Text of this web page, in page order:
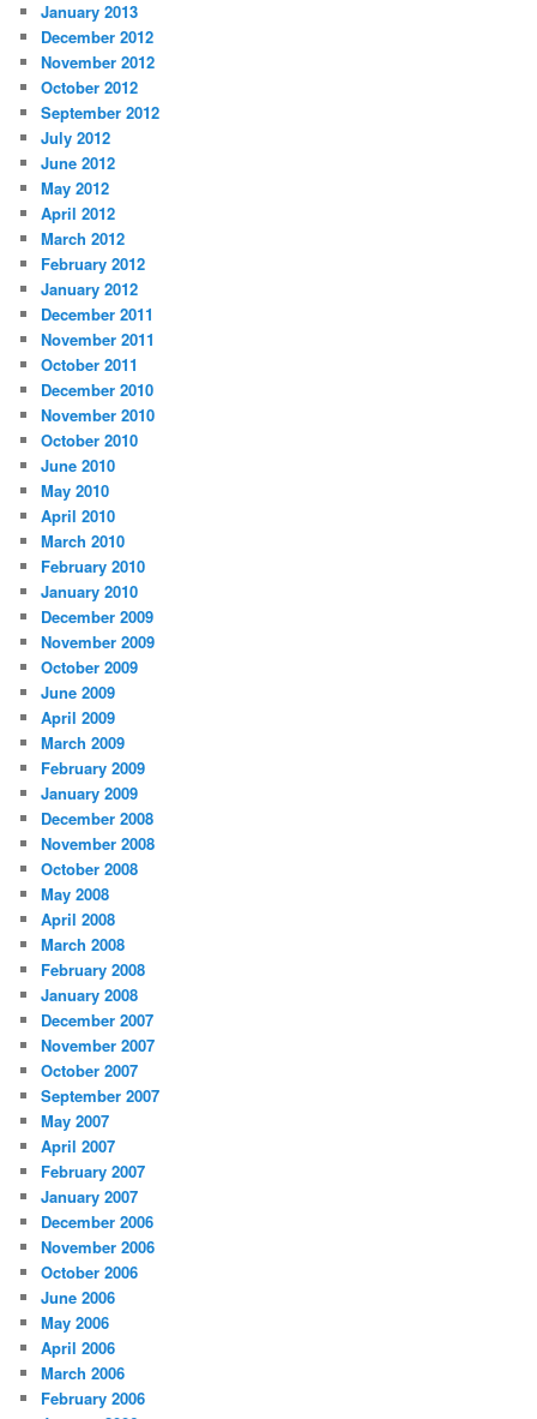
January 2013
December 2012
November 2012
October 2012
September 2012
July 2012
June 2012
May 2012
April 2012
March 2012
February 2012
January 2012
December 2011
November 2011
October 2011
December 2010
November 2010
October 2010
June 2010
May 2010
April 2010
March 2010
February 2010
January 2010
December 2009
November 2009
October 2009
June 2009
April 2009
March 2009
February 2009
January 2009
December 2008
November 2008
October 2008
May 2008
April 2008
March 2008
February 2008
January 2008
December 2007
November 2007
October 2007
September 2007
May 2007
April 2007
February 2007
January 2007
December 2006
November 2006
October 2006
June 2006
May 2006
April 2006
March 2006
February 2006